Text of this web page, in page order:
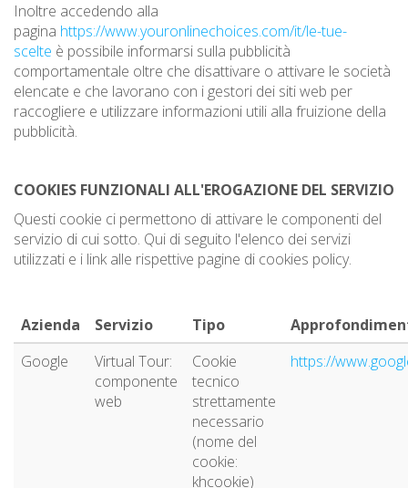
Inoltre accedendo alla
pagina https://www.youronlinechoices.com/it/le-tue-
scelte è possibile informarsi sulla pubblicità
comportamentale oltre che disattivare o attivare le società
elencate e che lavorano con i gestori dei siti web per
raccogliere e utilizzare informazioni utili alla fruizione della
pubblicità.
COOKIES FUNZIONALI ALL'EROGAZIONE DEL SERVIZIO
Questi cookie ci permettono di attivare le componenti del
servizio di cui sotto. Qui di seguito l'elenco dei servizi
utilizzati e i link alle rispettive pagine di cookies policy.
Azienda Servizio Tipo
Google
Virtual Tour:
componente
web
Cookie
tecnico
strettamente
necessario
(nome del
cookie:
khcookie)
https://